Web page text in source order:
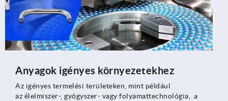
Anyagok igényes környezetekhez
Az igényes termelési területeken, mint például
az élelmiszer-, gyógyszer- vagy folyamattechnológia, a